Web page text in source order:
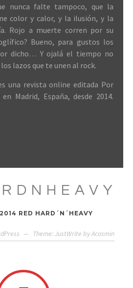
nunca falte tampoco, que la
color y calor, y la ilusión, y la
Rojo a muerte corren por su
Bueno, para gustos los
dicho… Y ojalá el tiempo no
lazos que te unen al rock.
una revista online editada Por
Madrid, España, desde 2014.
RED HARD´N´HEAVY
— Theme: JustWrite byAcosmin